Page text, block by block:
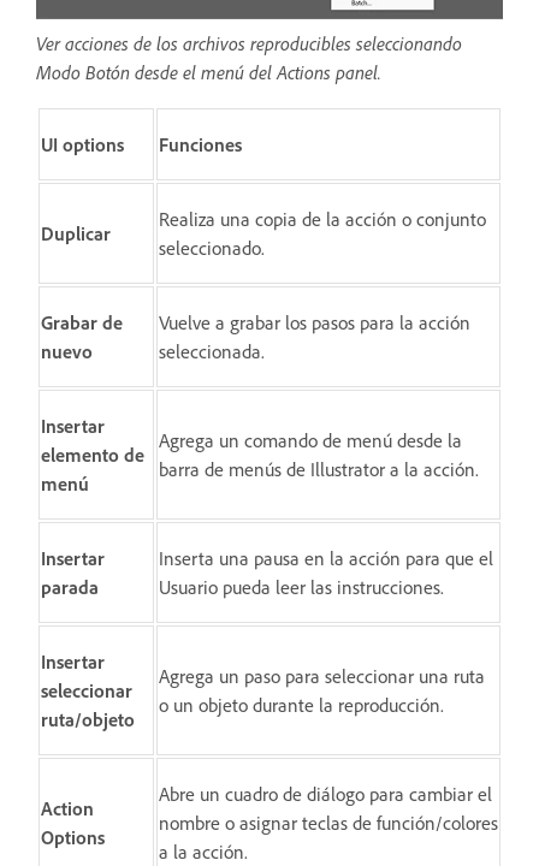
Ver acciones de los archivos reproducibles seleccionando
Modo Botón desde el menú del Actions panel.
UI options Funciones
Duplicar
Realiza una copia de la acción o conjunto
seleccionado.
Grabar de
nuevo
Vuelve a grabar los pasos para la acción
seleccionada.
Insertar
elemento de
menú
Agrega un comando de menú desde la
barra de menús de Illustrator a la acción.
Insertar
parada
Inserta una pausa en la acción para que el
Usuario pueda leer las instrucciones.
Insertar
seleccionar
ruta/objeto
Agrega un paso para seleccionar una ruta
o un objeto durante la reproducción.
Action
Options
Abre un cuadro de diálogo para cambiar el
nombre o asignar teclas de función/colores
a la acción.